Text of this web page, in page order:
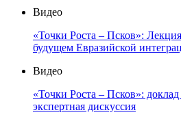
Видео
«Точки Роста – Псков»:
будущем Евразийской
Видео
«Точки Роста – Псков»:
экспертная дискуссия